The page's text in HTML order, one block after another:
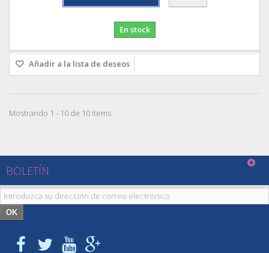
En stock
Añadir a la lista de deseos
Mostrando 1 - 10 de 10 items
BOLETÍN
OK